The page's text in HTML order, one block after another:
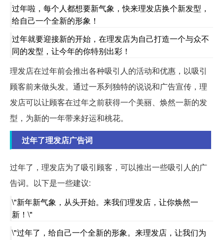
过年啦，每个人都想要新气象，快来理发店换个新发型，
给自己一个全新的形象！
过年就要迎接新的开始，在理发店为自己打造一个与众不
同的发型，让今年的你特别出彩！
理发店在过年前会推出各种吸引人的活动和优惠，以吸引
顾客前来做头发。通过一系列独特的说说和广告宣传，理
发店可以让顾客在过年之前获得一个美丽、焕然一新的发
型，为新的一年带来好运和桃花。
过年了理发店广告词
过年了，理发店为了吸引顾客，可以推出一些吸引人的广
告词。以下是一些建议:
\"新年新气象，从头开始。来我们理发店，让你焕然一
新！\"
\"过年了，给自己一个全新的形象。来理发店，让我们为